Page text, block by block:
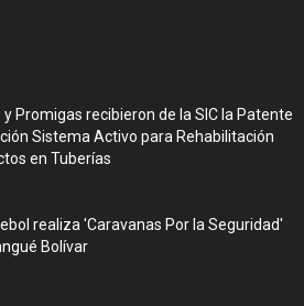
Promigas recibieron de la SIC la Patente
Sistema Activo para Rehabilitación
en Tuberías
realiza 'Caravanas Por la Seguridad'
Bolívar